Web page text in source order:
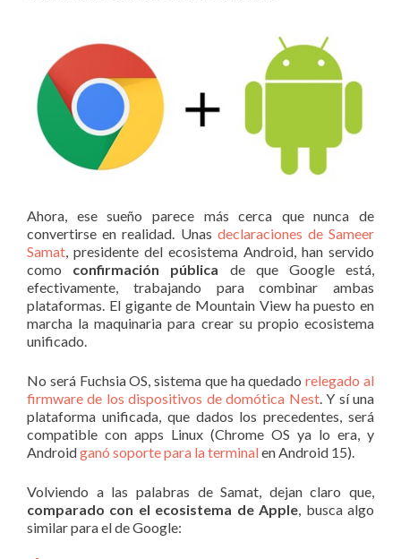
Ahora, ese sueño parece más cerca que nunca de
convertirse en realidad. Unas declaraciones de Sameer
Samat, presidente del ecosistema Android, han servido
como confirmación pública de que Google está,
efectivamente, trabajando para combinar ambas
plataformas. El gigante de Mountain View ha puesto en
marcha la maquinaria para crear su propio ecosistema
unificado.
No será Fuchsia OS, sistema que ha quedadorelegado al
firmware de los dispositivos de domótica Nest. Y sí una
plataforma unificada, que dados los precedentes, será
compatible con apps Linux (Chrome OS ya lo era, y
Androidganó soporte para la terminalen Android 15).
Volviendo a las palabras de Samat, dejan claro que,
comparado con el ecosistema de Apple, busca algo
similar para el de Google: